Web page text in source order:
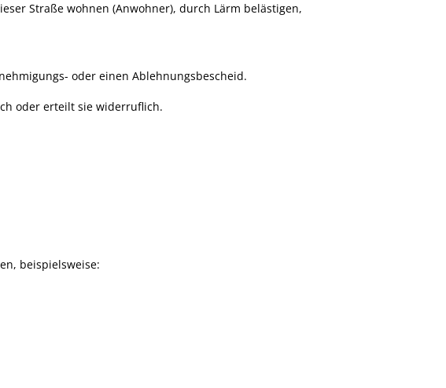
Straße wohnen (Anwohner), durch Lärm belästigen,
oder einen Ablehnungsbescheid.
oder erteilt sie widerruflich.
beispielsweise: